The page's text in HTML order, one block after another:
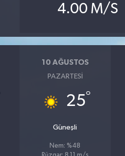
4.00 M/S
10 AĞUSTOS
PAZARTESI
25°
Güneşli
Nem: %48